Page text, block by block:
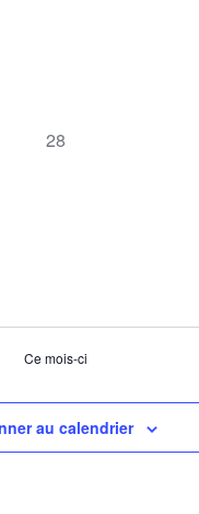
0
28
Ce mois-ci
au calendrier